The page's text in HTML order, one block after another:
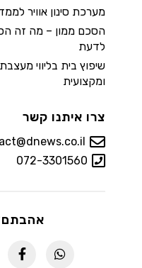
מערכת סינון אוויר
הסכם ממון – מה זה
לדעת
שיפוץ בית בליווי
ומקצועית
צרו איתנו קשר
072-3301560